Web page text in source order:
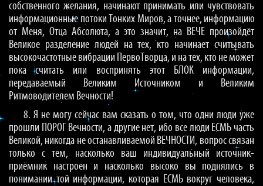
собственного желания, начинают принимать или чувствовать
информационные потоки Тонких Миров, а точнее, информацию
от Меня, Отца Абсолюта, а это значит, на ВЕЧЕ произойдёт
Великое разделение людей на тех, кто начинает считывать
высокочастотные вибрации ПервоТворца, и на тех, кто не может
пока считать или воспринять этот БЛОК информации,
передаваемый Великим Источником и Великим
Ритмоводителем Вечности!
8. Я не могу сейчас вам сказать о том, что одни люди уже
прошли ПОРОГ Вечности, а другие нет, ибо все люди ЕСМЬ часть
Великой, никогда не останавливаемой ВЕЧНОСТИ, вопрос связан
только с тем, насколько ваш индивидуальный источник-
приёмник настроен и насколько высоко вы поднялись в
понимании той информации, которая ЕСМЬ вокруг человека,